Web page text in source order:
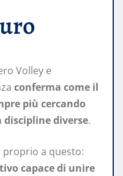
Volley e
conferma come il
più cercando
diverse.
a questo:
capace di unire